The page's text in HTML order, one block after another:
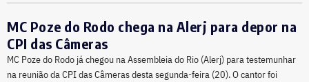
MC Poze do Rodo chega na Alerj para depor na
CPI das Câmeras
MC Poze do Rodo já chegou na Assembleia do Rio (Alerj) para testemunhar
na reunião da CPI das Câmeras desta segunda-feira (20). O cantor foi